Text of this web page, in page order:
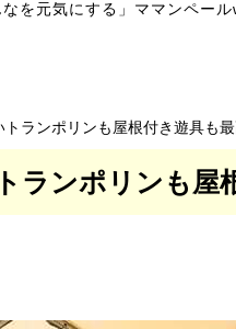
を元気にする」ママンペー
ランポリンも屋根付き遊具も
ランポリンも屋